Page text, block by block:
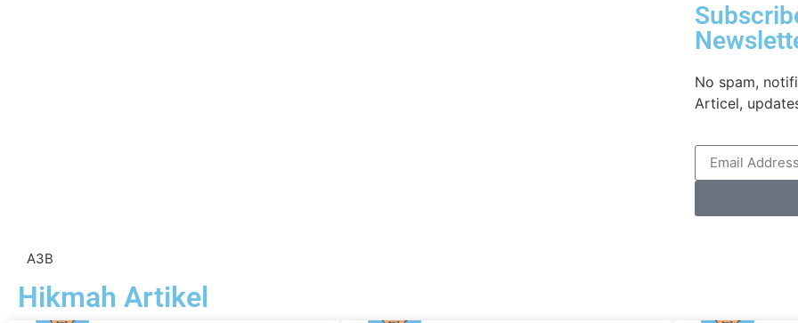
No spam,
Articel,
A3B
Hikmah Artikel